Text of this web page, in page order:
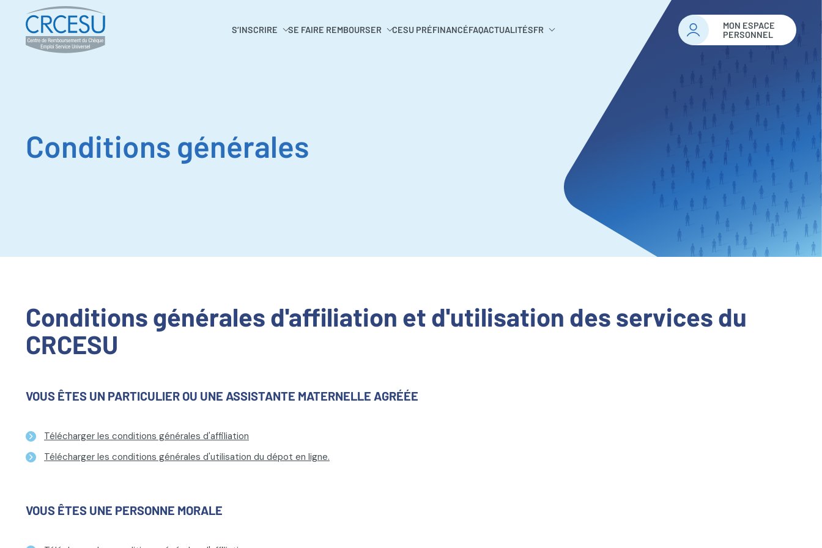
S’INSCRIRE SE FAIRE REMBOURSER CESU PRÉFINANCÉFAQACTUALITÉSFR
MON ESPACE
PERSONNEL
Conditions générales
Conditions générales d'affiliation et d'utilisation des services du
CRCESU
VOUS ÊTES UN PARTICULIER OU UNE ASSISTANTE MATERNELLE AGRÉÉE
Télécharger les conditions générales d'affiliation
Télécharger les conditions générales d'utilisation du dépot en ligne.
VOUS ÊTES UNE PERSONNE MORALE